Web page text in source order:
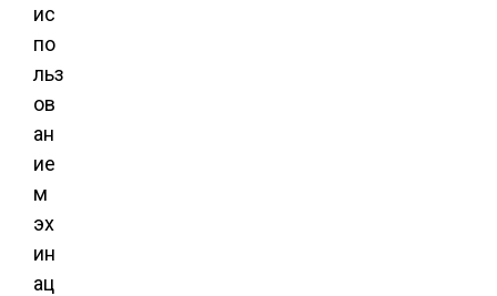
ис
по
льз
ов
ан
ие
м
эх
ин
ац